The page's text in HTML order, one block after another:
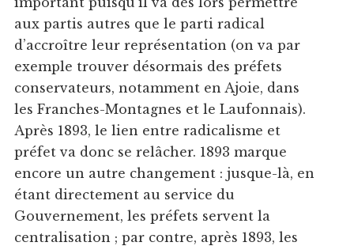
aux partis autres que le parti radical
d’accroître leur représentation (on va par
exemple trouver désormais des préfets
conservateurs, notamment en Ajoie, dans
les Franches-Montagnes et le Laufonnais).
Après 1893, le lien entre radicalisme et
préfet va donc se relâcher. 1893 marque
encore un autre changement : jusque-là, en
étant directement au service du
Gouvernement, les préfets servent la
centralisation ; par contre, après 1893, les